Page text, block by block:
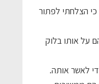
כי הצלחתי לפתור
על אותו בלוק
לאשר אותה.